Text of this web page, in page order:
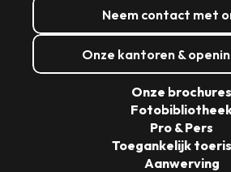
Neem contact met
Onze kantoren &
Onze brochures
Pro & Pers
Toegankelijk
Aanwerving